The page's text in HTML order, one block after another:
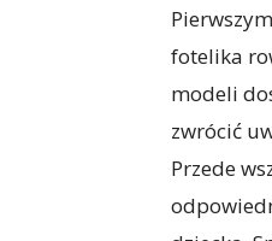
fotelika
modeli
zwrócić
Przede